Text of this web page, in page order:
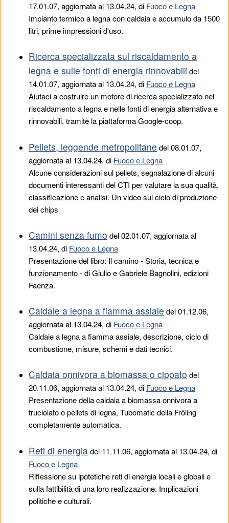
17.01.07, aggiornata al 13.04.24, di Fuoco e Legna
Impianto termico a legna con caldaia e accumulo da 1500
litri, prime impressioni d'uso.
Ricerca specializzata sul riscaldamento a
legna e sulle fonti di energia rinnovabili del
14.01.07, aggiornata al 13.04.24, di Fuoco e Legna
Aiutaci a costruire un motore di ricerca specializzato nel
riscaldamento a legna e nelle fonti di energia alternativa e
rinnovabili, tramite la piattaforma Google-coop.
Pellets, leggende metropolitane del08.01.07,
aggiornata al 13.04.24, di Fuoco e Legna
Alcune considerazioni sul pellets, segnalazione di alcuni
documenti interessanti del CTI per valutare la sua qualità,
classificazione e analisi. Un video sul ciclo di produzione
dei chips
Camini senza fumo del02.01.07, aggiornata al
13.04.24, di Fuoco e Legna
Presentazione del libro: Il camino - Storia, tecnica e
funzionamento - di Giulio e Gabriele Bagnolini, edizioni
Faenza.
Caldaie a legna a fiamma assiale del01.12.06,
aggiornata al 13.04.24, di Fuoco e Legna
Caldaie a legna a fiamma assiale, descrizione, ciclo di
combustione, misure, schemi e dati tecnici.
Caldaia onnivora a biomassa o cippato del
20.11.06, aggiornata al 13.04.24, di Fuoco e Legna
Presentazione della caldaia a biomassa onnivora a
truciolato o pellets di legna, Tubomatic della Fröling
completamente automatica.
Reti di energiadel 11.11.06, aggiornata al 13.04.24, di
Fuoco e Legna
Riflessione su ipotetiche reti di energia locali e globali e
sulla fattibilità di una loro realizzazione. Implicazioni
politiche e culturali.